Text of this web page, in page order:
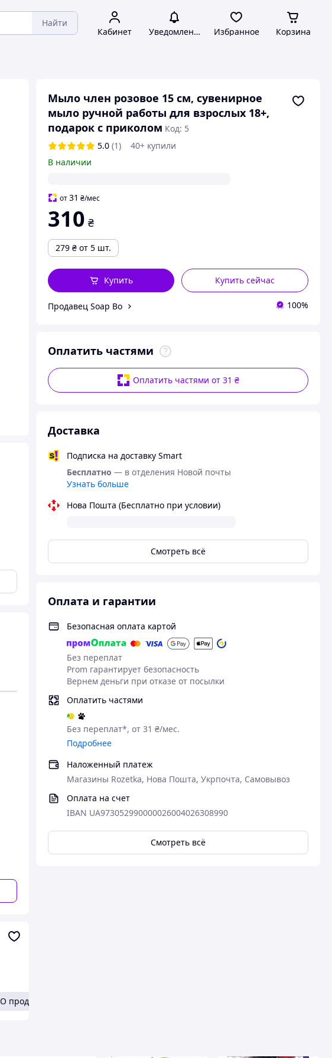
Найти
Кабинет Уведомления Избранное Корзина
Мыло член розовое 15 см, сувенирное
мыло ручной работы для взрослых 18+,
подарок с приколом Код: 5
5.0 (1)
40+ купили
В наличии
от31 ₴/мес
310 ₴
279 ₴ от 5 шт.
Купить сейчас
Купить
Продавец Soap Bo 100%
Оплатить частями
Оплатить частями от 31 ₴
Доставка
Подписка на доставку Smart
Бесплатно — в отделения Новой почты
Узнать больше
Нова Пошта (Бесплатно при условии)
Смотреть всё
Оплата и гарантии
Безопасная оплата картой
Без переплат
Prom гарантирует безопасность
Вернем деньги при отказе от посылки
Оплатить частями
Без переплат*, от 31 ₴/мес.
Подробнее
Наложенный платеж
Магазины Rozetka, Нова Пошта, Укрпочта, Самовывоз
Оплата на счет
IBAN UA973052990000026004026308990
Смотреть всё
О продавце